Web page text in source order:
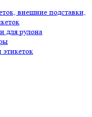
внешние подставки,
для рулона